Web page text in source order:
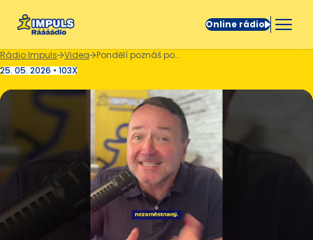
Online rádio
Rádio Impuls Videa
Pondělí poznáš podle toho, kdo musí a kdo nemusí vůbec nic. 😁
25. 05. 2026 • 103X